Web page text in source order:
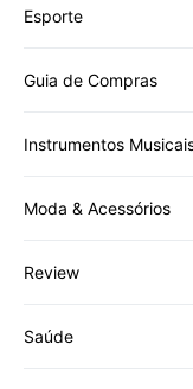
Esporte
Guia de Compras
Instrumentos
Moda & Acessórios
Review
Saúde